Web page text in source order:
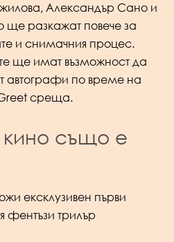
Александър Сано и
разкажат повече за
и снимачния процес.
ще имат възможност да
автографи по време на
среща.
кино също е
ексклузивен първи
фентъзи трилър